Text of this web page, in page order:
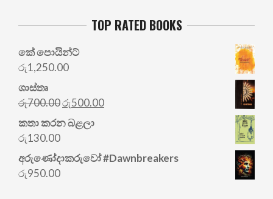
TOP RATED BOOKS
කේ පොයින්ට්
රු1,250.00
ශාස්තෘ
රු700.00Original
price
was:
රු500.00Current
කතා කරන බළලා
රු130.00
අරු‍ණෝදාකරුවෝ #Dawnbreakers
රු950.00